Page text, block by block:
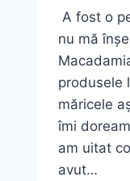
A fost o
nu mă
produsele
măricele
îmi
am uitat
avut…